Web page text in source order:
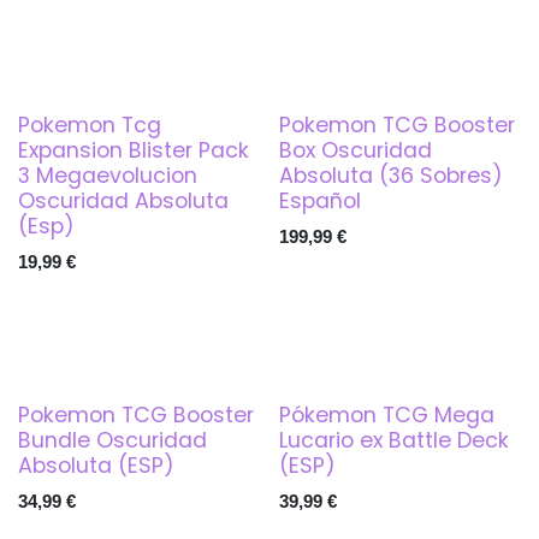
Pokemon Tcg
Expansion Blister Pack
3 Megaevolucion
Oscuridad Absoluta
(Esp)
19,99€
Pokemon TCG Booster
Box Oscuridad
Absoluta (36 Sobres)
Español
199,99€
Pokemon TCG Booster
Bundle Oscuridad
Absoluta (ESP)
34,99€
Pókemon TCG Mega
Lucario ex Battle Deck
(ESP)
39,99€